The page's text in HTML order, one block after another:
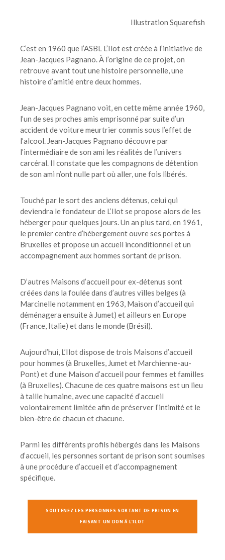
Illustration Squarefish
C’est en 1960 que l’ASBL L’Ilot est créée à l’initiative de
Jean-Jacques Pagnano. À l’origine de ce projet, on
retrouve avant tout une histoire personnelle, une
histoire d’amitié entre deux hommes.
Jean-Jacques Pagnano voit, en cette même année 1960,
l’un de ses proches amis emprisonné par suite d’un
accident de voiture meurtrier commis sous l’effet de
l’alcool. Jean-Jacques Pagnano découvre par
l’intermédiaire de son ami les réalités de l’univers
carcéral. Il constate que les compagnons de détention
de son ami n’ont nulle part où aller, une fois libérés.
Touché par le sort des anciens détenus, celui qui
deviendra le fondateur de L’Ilot se propose alors de les
héberger pour quelques jours. Un an plus tard, en 1961,
le premier centre d’hébergement ouvre ses portes à
Bruxelles et propose un accueil inconditionnel et un
accompagnement aux hommes sortant de prison.
D’autres Maisons d’accueil pour ex-détenus sont
créées dans la foulée dans d’autres villes belges (à
Marcinelle notamment en 1963, Maison d’accueil qui
déménagera ensuite à Jumet) et ailleurs en Europe
(France, Italie) et dans le monde (Brésil).
Aujourd’hui, L’Ilot dispose de trois Maisons d’accueil
pour hommes (à Bruxelles, Jumet et Marchienne-au-
Pont) et d’une Maison d’accueil pour femmes et familles
(à Bruxelles). Chacune de ces quatre maisons est un lieu
à taille humaine, avec une capacité d’accueil
volontairement limitée afin de préserver l’intimité et le
bien-être de chacun et chacune.
Parmi les différents profils hébergés dans les Maisons
d’accueil, les personnes sortant de prison sont soumises
à une procédure d’accueil et d’accompagnement
spécifique.
SOUTENEZ LES PERSONNES SORTANT DE PRISON EN
FAISANT UN DON À L'ILOT